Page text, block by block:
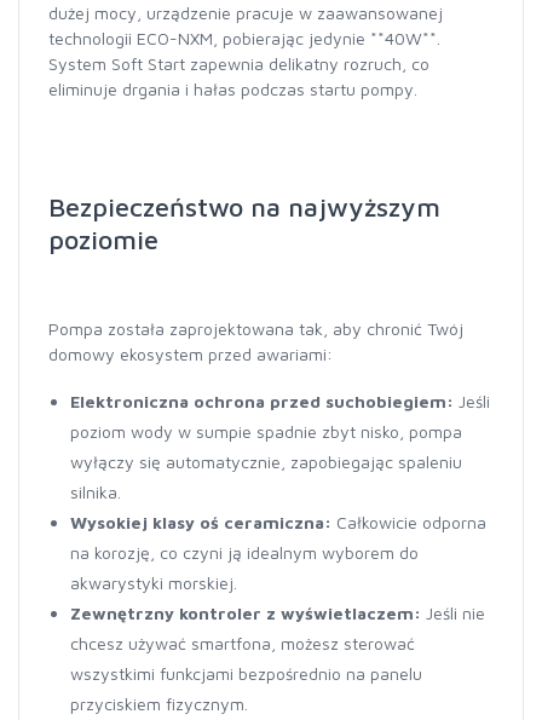
dużej mocy, urządzenie pracuje w zaawansowanej
technologii ECO-NXM, pobierając jedynie **40W**.
System Soft Start zapewnia delikatny rozruch, co
eliminuje drgania i hałas podczas startu pompy.
Bezpieczeństwo na najwyższym
poziomie
Pompa została zaprojektowana tak, aby chronić Twój
domowy ekosystem przed awariami:
Elektroniczna ochrona przed suchobiegiem: Jeśli
poziom wody w sumpie spadnie zbyt nisko, pompa
wyłączy się automatycznie, zapobiegając spaleniu
silnika.
Wysokiej klasy oś ceramiczna: Całkowicie odporna
na korozję, co czyni ją idealnym wyborem do
akwarystyki morskiej.
Zewnętrzny kontroler z wyświetlaczem: Jeśli nie
chcesz używać smartfona, możesz sterować
wszystkimi funkcjami bezpośrednio na panelu
przyciskiem fizycznym.